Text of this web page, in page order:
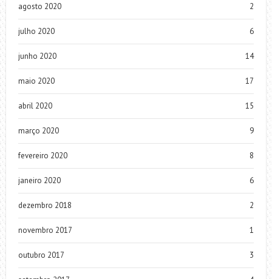
agosto 2020 2
julho 2020 6
junho 2020 14
maio 2020 17
abril 2020 15
março 2020 9
fevereiro 2020 8
janeiro 2020 6
dezembro 2018 2
novembro 2017 1
outubro 2017 3